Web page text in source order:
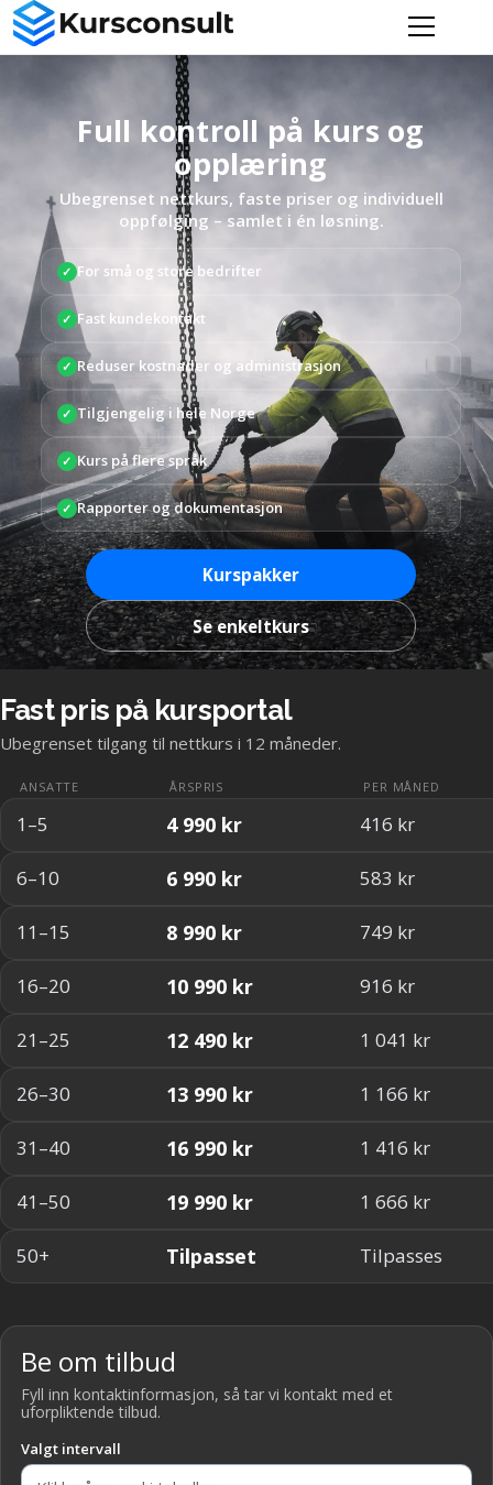
Full kontroll på kurs og
opplæring
Ubegrenset nettkurs, faste priser og individuell
oppfølging – samlet i én løsning.
✓ For små og store bedrifter
✓ Fast kundekontakt
✓ Reduser kostnader og administrasjon
✓ Tilgjengelig i hele Norge
✓ Kurs på flere språk
✓ Rapporter og dokumentasjon
Kurspakker
Se enkeltkurs
Fast pris på kursportal
Ubegrenset tilgang til nettkurs i 12 måneder.
ANSATTE ÅRSPRIS PER MÅNED
1–5 4 990 kr 416 kr
6–10 6 990 kr 583 kr
11–15 8 990 kr 749 kr
16–20 10 990 kr 916 kr
21–25 12 490 kr 1 041 kr
26–30 13 990 kr 1 166 kr
31–40 16 990 kr 1 416 kr
41–50 19 990 kr 1 666 kr
50+ Tilpasset Tilpasses
Be om tilbud
Fyll inn kontaktinformasjon, så tar vi kontakt med et
uforpliktende tilbud.
Valgt intervall